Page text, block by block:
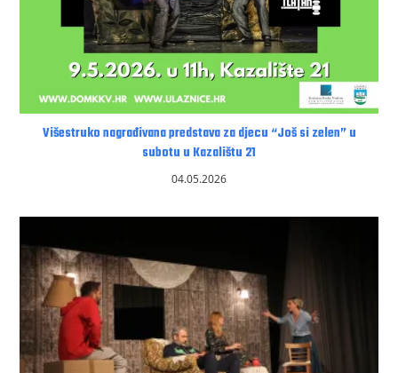
Višestruko nagrađivana predstava za djecu “Još si zelen” u
subotu u Kazalištu 21
04.05.2026